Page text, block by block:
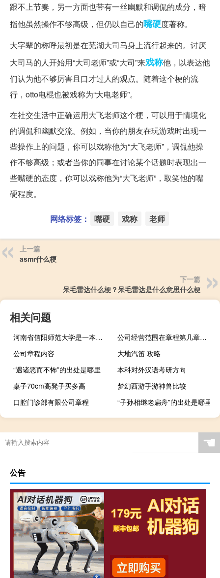
跟不上节奏，另一方面也带有一丝幽默和调侃的成分，暗
指他虽然操作不够高级，但仍以自己的嘴硬度著称。
大字辈的称呼最初是在芜湖大司马身上流行起来的。讨厌
大司马的人开始用“大司老师”或“大司”来戏称他，以表达他
们认为他不够厉害且口才过人的观点。随着这个梗的流
行，otto电棍也被戏称为“大电老师”。
在社交生活中正确运用大飞老师这个梗，可以用于情境化
的调侃和幽默交流。例如，当你的朋友在玩游戏时出现一
些操作上的问题，你可以戏称他为“大飞老师”，调侃他操
作不够高级；或者当你的同事在讨论某个话题时表现出一
些嘴硬的态度，你可以戏称他为“大飞老师”，取笑他的嘴
硬程度。
网络标签： 嘴硬 戏称 老师
上一篇
asmr什么梗
下一篇
呆毛雷达什么梗？呆毛雷达是什么意思什么梗
相关问题
河南省信阳师范大学是一本还是二本
公司经营范围在章程第几章第几条
公司章程内容
大地汽笛 攻略
“遇诸恶而不怖”的出处是哪里
本科对外汉语考研方向
桌子70cm高凳子买多高
梦幻西游手游神兽比较
口腔门诊部有限公司章程
“子孙相继老扁舟”的出处是哪里
☚
公告